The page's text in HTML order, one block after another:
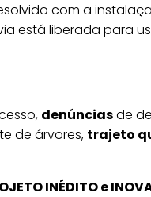
com a
está liberada para
denúnciasde
de árvores, trajeto
INÉDITO e